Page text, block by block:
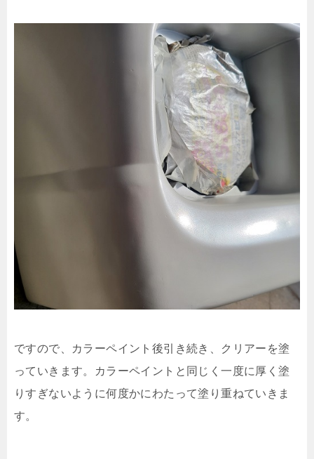
ですので、カラーペイント後引き続き、クリアーを塗
っていきます。カラーペイントと同じく一度に厚く塗
りすぎないように何度かにわたって塗り重ねていきま
す。